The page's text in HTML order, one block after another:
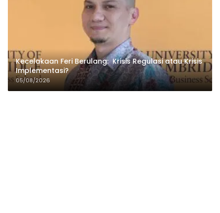
Kecelakaan Feri Berulang: Krisis Regulasi atau Krisis
Implementasi?
05/08/2026